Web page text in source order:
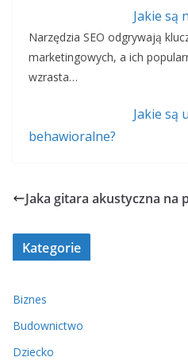
Jakie są
Narzędzia SEO odgrywają
marketingowych, a ich
wzrasta…
Jakie są
behawioralne?
Jaka gitara akustyczna na
Kategorie
Biznes
Budownictwo
Dziecko